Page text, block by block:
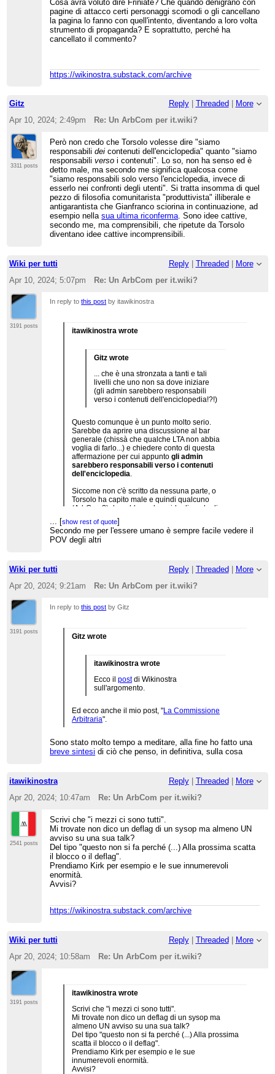
Cosa avrà voluto dire Friniate? Che quando denigrano con
pagine di attacco certi personaggi scomodi o gli cancellano
la pagina lo fanno con quell'intento, diventando a loro volta
strumento di propaganda? E soprattutto, perché ha
cancellato il commento?
https://wikinostra.substack.com/archive
Gitz Reply| Threaded
More
Apr 10, 2024; 2:49pm
Re: Un ArbCom per it.wiki?
3311 posts
Però non credo che Torsolo volesse dire "siamo
responsabilidei contenuti dell'enciclopedia" quanto "siamo
responsabiliverso i contenuti". Lo so, non ha senso ed è
detto male, ma secondo me significa qualcosa come
"siamo responsabili solo verso l'enciclopedia, invece di
esserlo nei confronti degli utenti". Si tratta insomma di quel
pezzo di filosofia comunitarista "produttivista" illiberale e
antigarantista che Gianfranco sciorina in continuazione, ad
esempio nellasua ultima riconferma. Sono idee cattive,
secondo me, ma comprensibili, che ripetute da Torsolo
diventano idee cattive incomprensibili.
Wiki per tutti Reply| Threaded
More
Apr 10, 2024; 5:07pm
Re: Un ArbCom per it.wiki?
3191 posts
In reply tothis post by itawikinostra
itawikinostra wrote
Gitz wrote
... che è una stronzata a tanti e tali
livelli che uno non sa dove iniziare
(gli admin sarebbero responsabili
verso i contenuti dell'enciclopedia!?!)
Questo comunque è un punto molto serio.
Sarebbe da aprire una discussione al bar
generale (chissà che qualche LTA non abbia
voglia di farlo...) e chiedere conto di questa
affermazione per cui appuntogli admin
sarebbero responsabili verso i contenuti
dell'enciclopedia
Siccome non c'è scritto da nessuna parte, o
Torsolo ha capito male e quindi qualcuno
(ArbCom?) dovrebbe redarguirlo dicendogli
chiaro e tondo che ha scritto una cazzata, oppure
ha avuto una specie di lapsus e detto una mezza
verità, e in tal caso gli admin in blocco dovrebbero
prendersi la briga di spiegare bene cosa
affermazioni sibilline. Ricordo un commento
simile di Friniate, che poi poco dopo si pentì e lo
cancellò:
pushers to transform it.wiki in a new hr.wiki, or to
denigrano con pagine di attacco certi personaggi
scomodi o gli cancellano la pagina lo fanno con
propaganda? E soprattutto, perché ha cancellato
il commento?
[show rest of quote]
Secondo me per l'essere umano è sempre facile vedere il
POV degli altri
Wiki per tutti Reply| Threaded
More
Apr 20, 2024; 9:21am
Re: Un ArbCom per it.wiki?
3191 posts
In reply tothis post by Gitz
Gitz wrote
itawikinostra wrote
Ecco il postdi Wikinostra
sull'argomento.
Ed ecco anche il mio post, "La Commissione
Arbitraria".
Sono stato molto tempo a meditare, alla fine ho fatto una
breve sintesi di ciò che penso, in definitiva, sulla cosa
itawikinostra Reply| Threaded
More
Apr 20, 2024; 10:47am
Re: Un ArbCom per it.wiki?
2541 posts
Scrivi che "i mezzi ci sono tutti".
Mi trovate non dico un deflag di un sysop ma almeno UN
avviso su una sua talk?
Del tipo "questo non si fa perché (...) Alla prossima scatta
il blocco o il deflag".
Prendiamo Kirk per esempio e le sue innumerevoli
enormità.
Avvisi?
https://wikinostra.substack.com/archive
Wiki per tutti Reply| Threaded
More
Apr 20, 2024; 10:58am
Re: Un ArbCom per it.wiki?
3191 posts
itawikinostra wrote
Scrivi che "i mezzi ci sono tutti".
Mi trovate non dico un deflag di un sysop ma
almeno UN avviso su una sua talk?
Del tipo "questo non si fa perché (...) Alla prossima
scatta il blocco o il deflag".
Prendiamo Kirk per esempio e le sue
innumerevoli enormità.
Avvisi?